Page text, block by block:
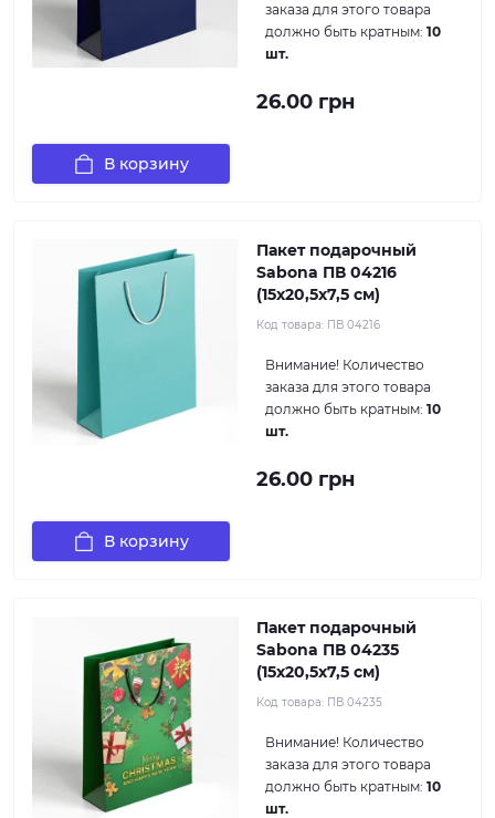
заказа для этого товара
должно быть кратным: 10
шт.
26.00 грн
В корзину
Пакет подарочный
Sabona ПВ 04216
(15x20,5x7,5 см)
Код товара: ПВ 04216
Внимание! Количество
заказа для этого товара
должно быть кратным: 10
шт.
26.00 грн
В корзину
Пакет подарочный
Sabona ПВ 04235
(15x20,5x7,5 см)
Код товара: ПВ 04235
Внимание! Количество
заказа для этого товара
должно быть кратным: 10
шт.